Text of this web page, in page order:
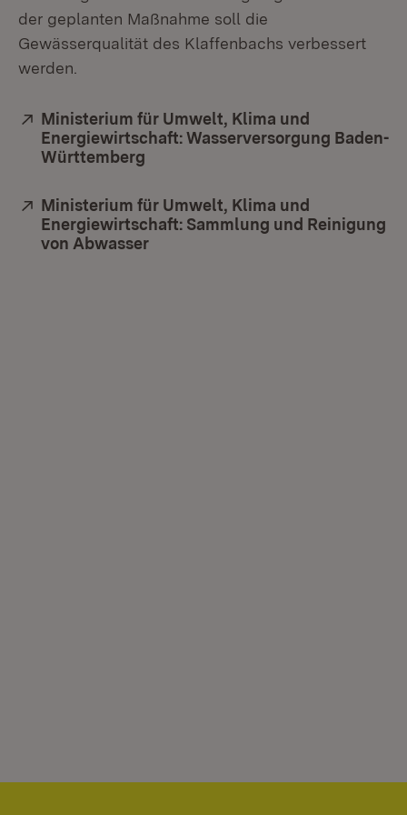
der geplanten Maßnahme soll die
Gewässerqualität des Klaffenbachs verbessert
werden.
Extern:
Ministerium für Umwelt, Klima und
Energiewirtschaft: Wasserversorgung Baden-
Württemberg
Extern:
Ministerium für Umwelt, Klima und
Energiewirtschaft: Sammlung und Reinigung
von Abwasser